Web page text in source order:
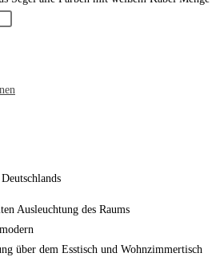
Ausleuchtung des Raums
über dem Esstisch und Wohnzimmertisch